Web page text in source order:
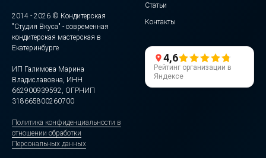
2014 - 2026 © Кондитерская
"Студия Вкуса" - современная
кондитерская мастерская в
Екатеринбурге
ИП Галимова Марина
Владиславовна, ИНН
662900939592, ОГРНИП
318665800260700
Политика конфиденциальности в
отношении обработки
Персональных данных
Статьи
Контакты
4,6
Рейтинг организации в
Яндексе